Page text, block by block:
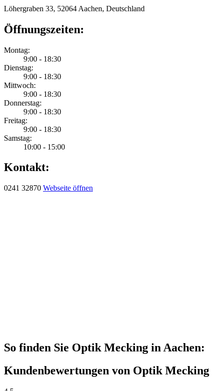
Löhergraben 33, 52064 Aachen, Deutschland
Öffnungszeiten:
Montag:
9:00 - 18:30
Dienstag:
9:00 - 18:30
Mittwoch:
9:00 - 18:30
Donnerstag:
9:00 - 18:30
Freitag:
9:00 - 18:30
Samstag:
10:00 - 15:00
Kontakt:
0241 32870 Webseite öffnen
So finden Sie Optik Mecking in Aachen:
Kundenbewertungen von Optik Mecking